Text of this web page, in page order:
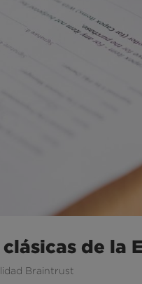
clásicas de la
Braintrust